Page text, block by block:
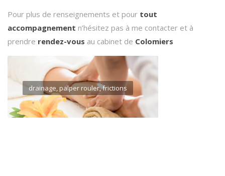
Pour plus de renseignements et pour tout
accompagnement n’hésitez pas à me contacter et à
prendre rendez-vous au cabinet de Colomiers
drainage, palper rouler, frictions